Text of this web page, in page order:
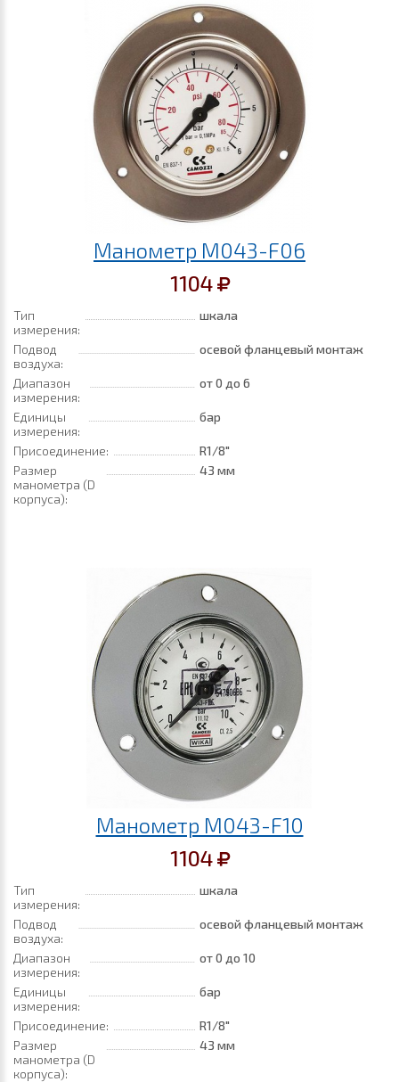
Манометр M043-F06
1104
Тип
измерения:
шкала
Подвод
воздуха:
осевой фланцевый монтаж
Диапазон
измерения:
от 0 до 6
Единицы
измерения:
бар
Присоединение:
R1/8"
Размер
манометра (D
корпуса):
43 мм
Манометр M043-F10
1104
Тип
измерения:
шкала
Подвод
воздуха:
осевой фланцевый монтаж
Диапазон
измерения:
от 0 до 10
Единицы
измерения:
бар
Присоединение:
R1/8"
Размер
манометра (D
корпуса):
43 мм